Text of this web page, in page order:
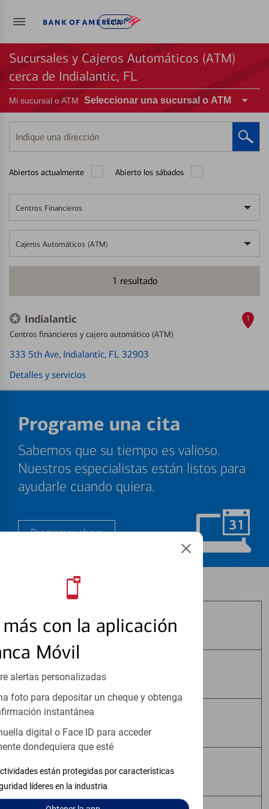
Entrar
con la aplicación
Móvil
alertas personalizadas
foto para depositar un cheque y obtenga
instantánea
digital o Face ID para acceder
dondequiera que esté
están protegidas por características
líderes en la industria
Sucursales y Cajeros Automáticos (ATM)
cerca de Indialantic, FL
Mi sucursal o ATM Seleccionar una sucursal o ATM
Indique
una
Abiertos actualmente Abierto los sábados
Centros Financieros
Cajeros Automáticos (ATM)
1 resultado
Indialantic
Centros financieros y cajero automático (ATM)
333 5th Ave, Indialantic, FL 32903
Detalles y servicios
1
Programe una cita
Sabemos que su tiempo es valioso.
Nuestros especialistas están listos para
ayudarle cuando quiera.
Programar ahora
Los productos de inversión y seguros:
No Están Asegurados por FDIC
No Tienen Garantía Bancaria
No Constituyen Depósitos